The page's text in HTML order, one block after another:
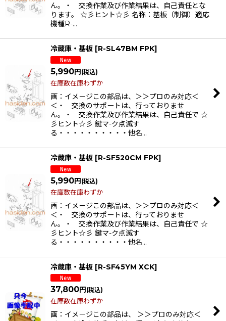
ん。・ 交換作業及び作業結果は、自己責任とな
ります。 ☆彡ヒント☆彡 名称：基板（制御）適応
機種R-…
冷蔵庫・基板 [R-SL47BM FPK]
5,990円 (税込)
在庫数在庫わずか
画：イメ－ジこの部品は、＞＞プロのみ対応＜
＜・ 交換のサポートは、行っておりませ
ん。・ 交換作業及び作業結果は、自己責任で ☆
彡ヒント☆彡 鍵マ-ク点滅す
る・・・・・・・・・・他名…
冷蔵庫・基板 [R-SF520CM FPK]
5,990円 (税込)
在庫数在庫わずか
画：イメ－ジこの部品は、＞＞プロのみ対応＜
＜・ 交換のサポートは、行っておりませ
ん。・ 交換作業及び作業結果は、自己責任で ☆
彡ヒント☆彡 鍵マ-ク点滅す
る・・・・・・・・・・他名…
冷蔵庫・基板 [R-SF45YM XCK]
37,800円 (税込)
在庫数在庫わずか
画：イメ－ジこの部品は、 ＞＞プロのみ対応＜